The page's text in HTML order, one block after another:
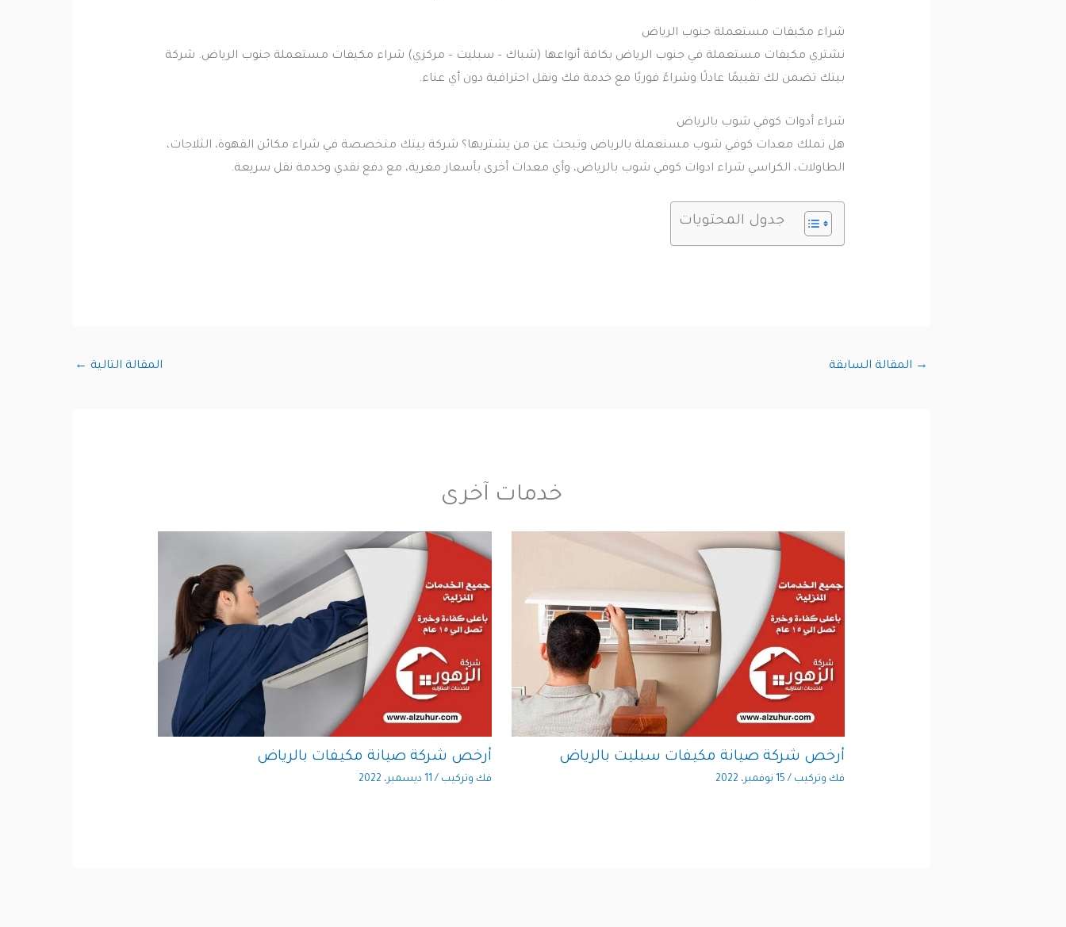
شراء مكيفات مستعملة جنوب الرياض
نشتري مكيفات مستعملة في جنوب الرياض بكافة أنواعها (شباك – سبليت – مركزي) شراء مكيفات مستعملة جنوب الرياض. شركة
بيتك تضمن لك تقييمًا عادلًا وشراءً فوريًا مع خدمة فك ونقل احترافية دون أي عناء.
شراء أدوات كوفي شوب بالرياض
هل تملك معدات كوفي شوب مستعملة بالرياض وتبحث عن من يشتريها؟ شركة بيتك متخصصة في شراء مكائن القهوة، الثلاجات،
الطاولات، الكراسي شراء ادوات كوفي شوب بالرياض، وأي معدات أخرى بأسعار مغرية، مع دفع نقدي وخدمة نقل سريعة.
جدول المحتويات
→ المقالة السابقة المقالة التالية ←
خدمات آخرى
أرخص شركة صيانة مكيفات سبليت بالرياض
فك وتركيب / 15 نوفمبر، 2022
أرخص شركة صيانة مكيفات بالرياض
فك وتركيب / 11 ديسمبر، 2022